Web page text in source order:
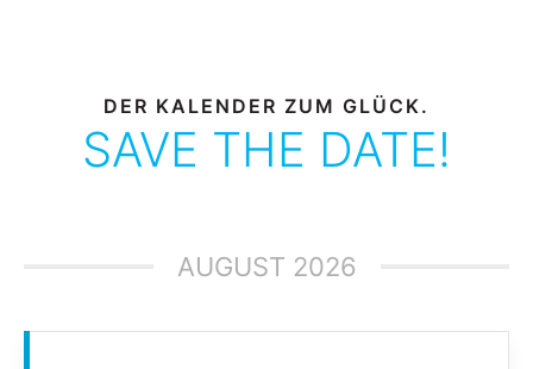
DER KALENDER ZUM GLÜCK.
SAVE THE DATE!
AUGUST 2026